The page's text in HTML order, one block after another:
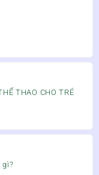
THAO CHO TRẺ
gì?